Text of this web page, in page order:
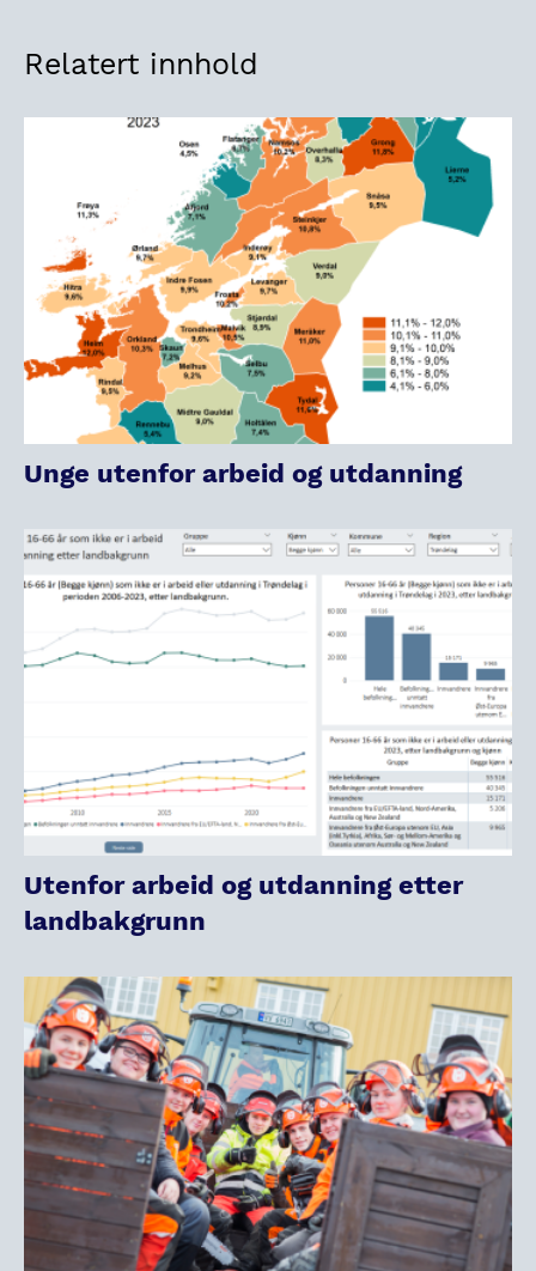
Relatert innhold
Unge utenfor arbeid og utdanning
Utenfor arbeid og utdanning etter
landbakgrunn